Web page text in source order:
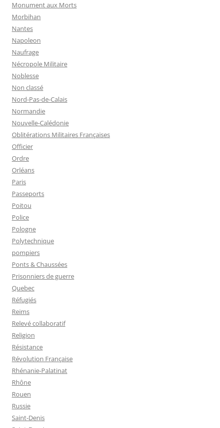
Monument aux Morts
Morbihan
Nantes
Napoleon
Naufrage
Nécropole Militaire
Noblesse
Non classé
Nord-Pas-de-Calais
Normandie
Nouvelle-Calédonie
Oblitérations Militaires Françaises
Officier
Ordre
Orléans
Paris
Passeports
Poitou
Police
Pologne
Polytechnique
pompiers
Ponts & Chaussées
Prisonniers de guerre
Quebec
Réfugiés
Reims
Relevé collaboratif
Religion
Résistance
Révolution Française
Rhénanie-Palatinat
Rhône
Rouen
Russie
Saint-Denis